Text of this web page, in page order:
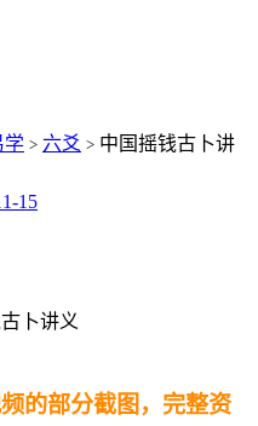
学 > 六爻 > 中国摇钱古卜讲
15
的部分截图，完整资